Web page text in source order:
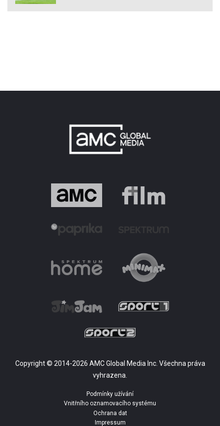
Copyright © 2014-2026 AMC Global Media Inc. Všechna práva
vyhrazena.
Podmínky užívání
Vnitřního oznamovacího systému
Ochrana dat
Impressum